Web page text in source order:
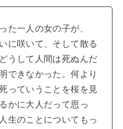
た一人の女の子が、
に咲いて、そして散る
うして人間は死ぬんだ
できなかった。何より
っていうことを桜を見
かに大人だって思っ
生のことについてもっ